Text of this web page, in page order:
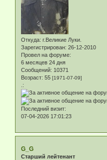
Откуда: г.Великие Луки.
Зарегистрирован: 26-12-2010
Провел на форуме:
6 месяцев 24 дня
Сообщений: 10371
Возраст: 55 [1971-07-09]
.:
Последний визит:
07-04-2026 17:01:23
G_G
Старший лейтенант